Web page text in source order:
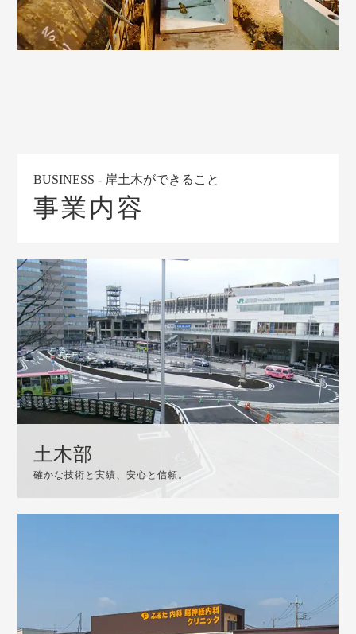
BUSINESS - 岸土木ができること
事業内容
土木部
確かな技術と実績、安心と信頼。